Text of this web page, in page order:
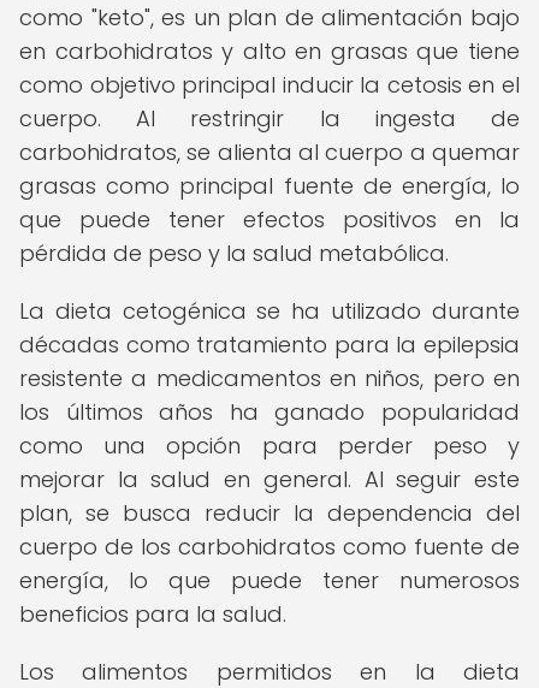
como "keto", es un plan de alimentación bajo
en carbohidratos y alto en grasas que tiene
como objetivo principal inducir la cetosis en el
cuerpo. Al restringir la ingesta de
carbohidratos, se alienta al cuerpo a quemar
grasas como principal fuente de energía, lo
que puede tener efectos positivos en la
pérdida de peso y la salud metabólica.
La dieta cetogénica se ha utilizado durante
décadas como tratamiento para la epilepsia
resistente a medicamentos en niños, pero en
los últimos años ha ganado popularidad
como una opción para perder peso y
mejorar la salud en general. Al seguir este
plan, se busca reducir la dependencia del
cuerpo de los carbohidratos como fuente de
energía, lo que puede tener numerosos
beneficios para la salud.
Los alimentos permitidos en la dieta